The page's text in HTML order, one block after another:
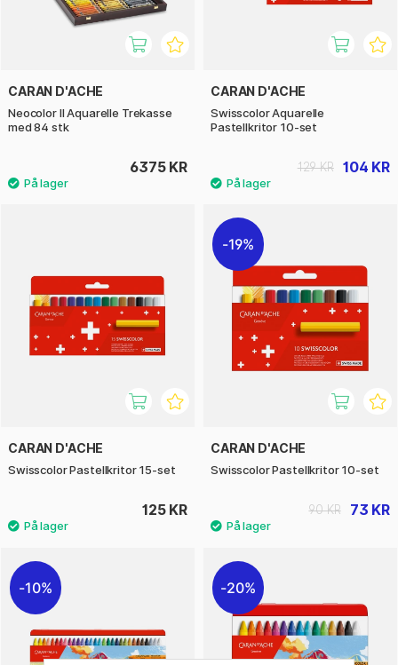
CARAN D'ACHE
Neocolor II Aquarelle Trekasse
med 84 stk
6375 KR
CARAN D'ACHE
Swisscolor Aquarelle
Pastellkritor 10-set
104 KR
129 KR
CARAN D'ACHE
Swisscolor Pastellkritor 15-set
125 KR
19%
CARAN D'ACHE
Swisscolor Pastellkritor 10-set
73 KR
90 KR
10% 20%